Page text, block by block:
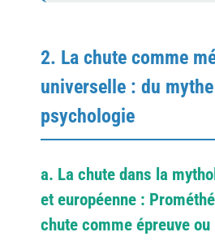
2. La chute comme
universelle : du
psychologie
a. La chute dans la
et européenne :
chute comme épreuve